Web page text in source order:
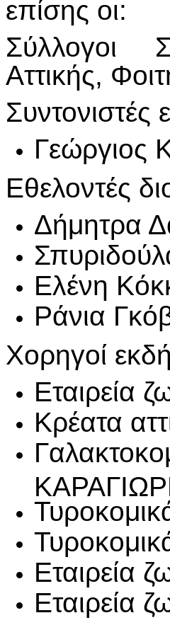
επίσης οι:
Σύλλογοι
Αττικής,
Γεώργιος
Εθελοντές
Δήμητρα
Ελένη
Ράνια
Χορηγοί
Εταιρεία
Κρέατα
Εταιρεία
Εταιρεία